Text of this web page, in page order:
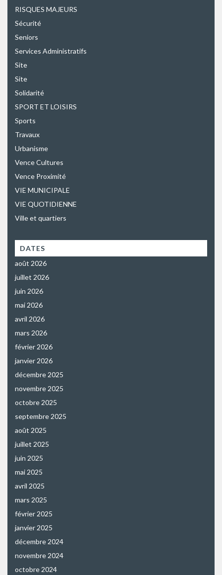
RISQUES MAJEURS
Sécurité
Seniors
Services Administratifs
Site
Site
Solidarité
SPORT ET LOISIRS
Sports
Travaux
Urbanisme
Vence Cultures
Vence Proximité
VIE MUNICIPALE
VIE QUOTIDIENNE
Ville et quartiers
DATES
août 2026
juillet 2026
juin 2026
mai 2026
avril 2026
mars 2026
février 2026
janvier 2026
décembre 2025
novembre 2025
octobre 2025
septembre 2025
août 2025
juillet 2025
juin 2025
mai 2025
avril 2025
mars 2025
février 2025
janvier 2025
décembre 2024
novembre 2024
octobre 2024